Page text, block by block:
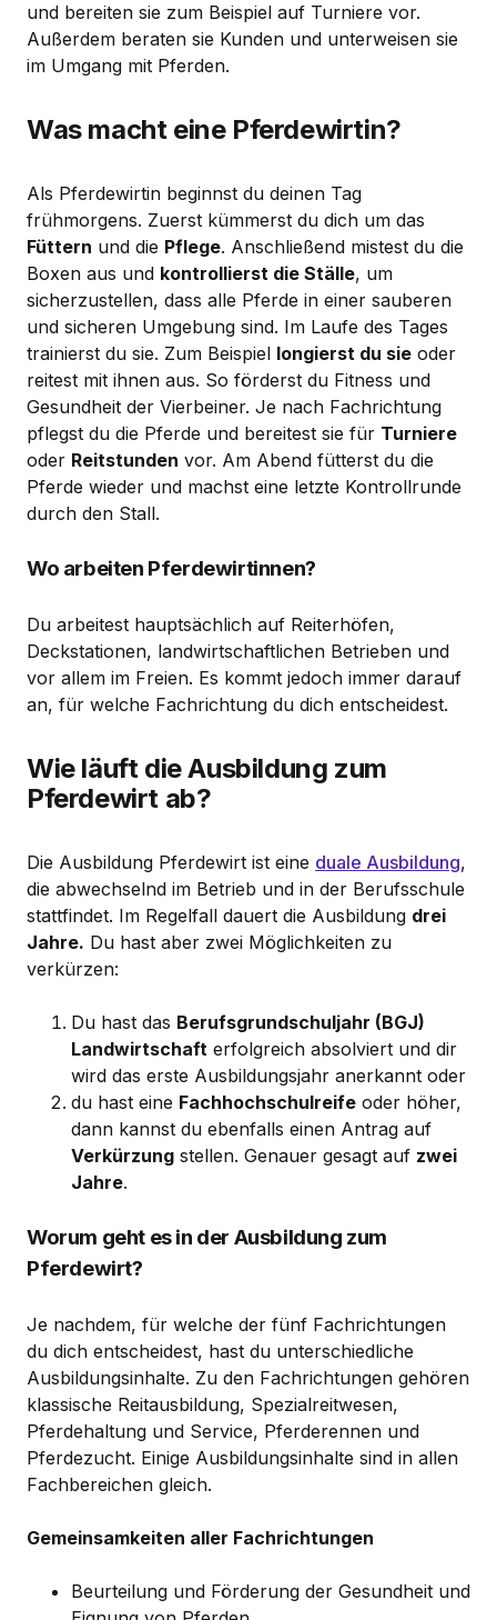
und bereiten sie zum Beispiel auf Turniere vor.
Außerdem beraten sie Kunden und unterweisen sie
im Umgang mit Pferden.
Was macht eine Pferdewirtin?
Als Pferdewirtin beginnst du deinen Tag
frühmorgens. Zuerst kümmerst du dich um das
Füttern und die Pflege. Anschließend mistest du die
Boxen aus und kontrollierst die Ställe, um
sicherzustellen, dass alle Pferde in einer sauberen
und sicheren Umgebung sind. Im Laufe des Tages
trainierst du sie. Zum Beispiel longierst du sie oder
reitest mit ihnen aus. So förderst du Fitness und
Gesundheit der Vierbeiner. Je nach Fachrichtung
pflegst du die Pferde und bereitest sie für Turniere
oder Reitstunden vor. Am Abend fütterst du die
Pferde wieder und machst eine letzte Kontrollrunde
durch den Stall.
Wo arbeiten Pferdewirtinnen?
Du arbeitest hauptsächlich auf Reiterhöfen,
Deckstationen, landwirtschaftlichen Betrieben und
vor allem im Freien. Es kommt jedoch immer darauf
an, für welche Fachrichtung du dich entscheidest.
Wie läuft die Ausbildung zum
Pferdewirt ab?
Die Ausbildung Pferdewirt ist eine duale Ausbildung,
die abwechselnd im Betrieb und in der Berufsschule
stattfindet. Im Regelfall dauert die Ausbildung drei
Jahre. Du hast aber zwei Möglichkeiten zu
verkürzen:
Du hast das Berufsgrundschuljahr (BGJ)
Landwirtschaft erfolgreich absolviert und dir
wird das erste Ausbildungsjahr anerkannt oder
du hast eine Fachhochschulreife oder höher,
dann kannst du ebenfalls einen Antrag auf
Verkürzung stellen. Genauer gesagt auf zwei
Jahre.
Worum geht es in der Ausbildung zum
Pferdewirt?
Je nachdem, für welche der fünf Fachrichtungen
du dich entscheidest, hast du unterschiedliche
Ausbildungsinhalte. Zu den Fachrichtungen gehören
klassische Reitausbildung, Spezialreitwesen,
Pferdehaltung und Service, Pferderennen und
Pferdezucht. Einige Ausbildungsinhalte sind in allen
Fachbereichen gleich.
Gemeinsamkeiten aller Fachrichtungen
Beurteilung und Förderung der Gesundheit und